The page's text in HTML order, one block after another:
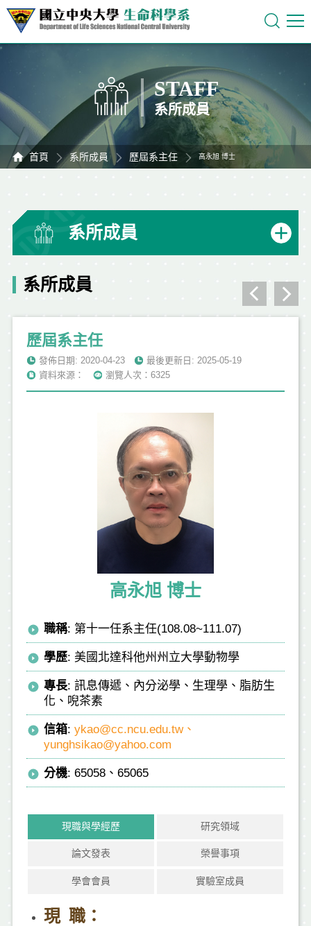
STAFF
系所成員
首頁 系所成員 歷屆系主任 高永旭 博士
系所成員
系所成員
歷屆系主任
發佈日期: 2020-04-23
最後更新日: 2025-05-19
資料來源：
瀏覽人次：6325
高永旭 博士
職稱: 第十一任系主任(108.08~111.07)
學歷: 美國北達科他州州立大學動物學
專長: 訊息傳遞、內分泌學、生理學、脂肪生
化、唲茶素
信箱: ykao@cc.ncu.edu.tw、
yunghsikao@yahoo.com
分機: 65058、65065
現職與學經歷
現 職：
研究領域
論文發表 榮譽事項
學會會員 實驗室成員